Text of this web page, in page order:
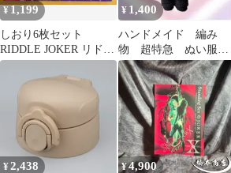
¥ 1,199
しおり6枚セット
RIDDLE JOKER リドル
ジョーカー 超応援フェ
¥ 1,400
ハンドメイド 編み
物 超特急 ぬい服
Jokerマスコット 猫セ
ット
¥2,438 ¥4,900